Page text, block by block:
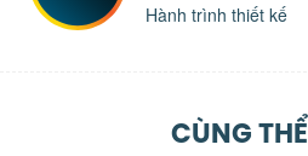
Hành trình thiết kế
CÙNG